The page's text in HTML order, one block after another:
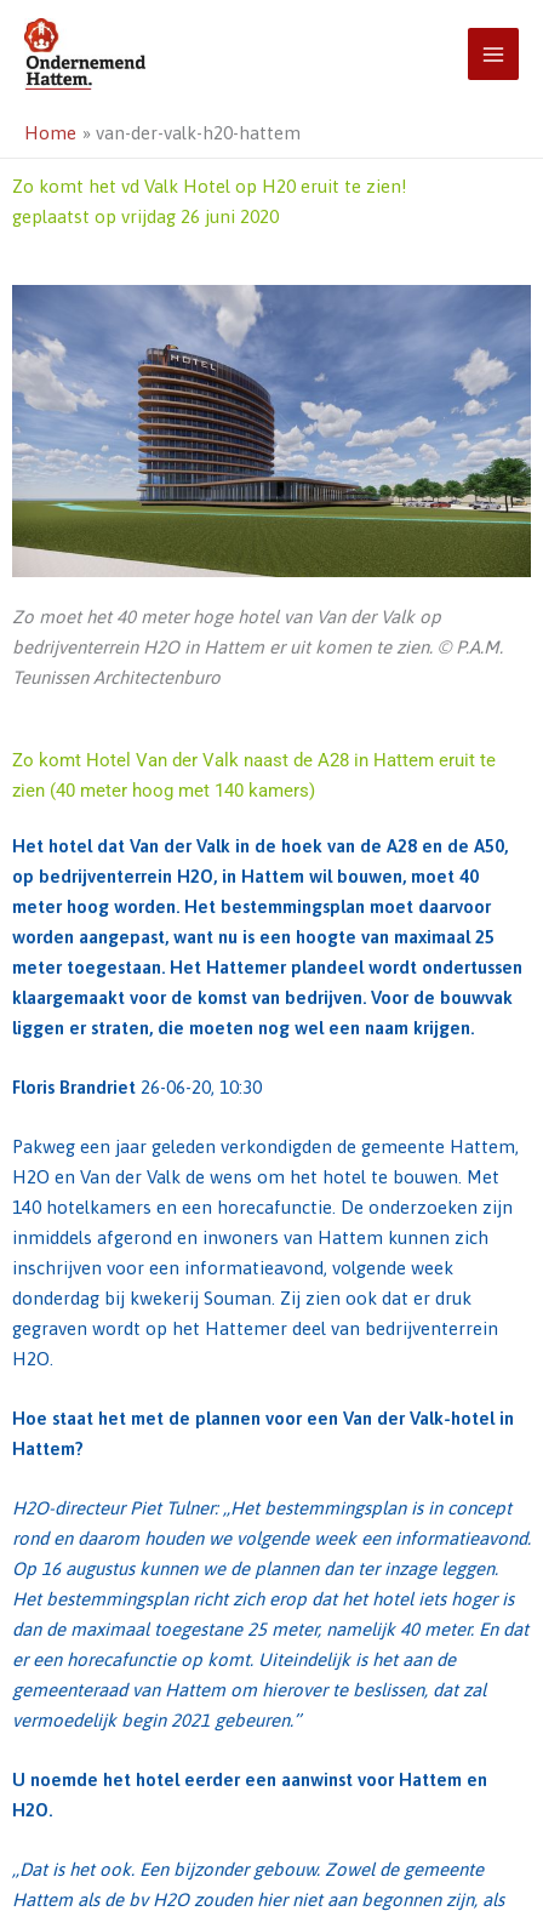
naar
Home
van-der-valk-h20-hattem
Zo komt het vd Valk Hotel op H20 eruit te zien!
geplaatst op vrijdag 26 juni 2020
Zo moet het 40 meter hoge hotel van Van der Valk op
bedrijventerrein H2O in Hattem er uit komen te zien. © P.A.M.
Teunissen Architectenburo
Zo komt Hotel Van der Valk naast de A28 in Hattem eruit te
zien (40 meter hoog met 140 kamers)
Het hotel dat Van der Valk in de hoek van de A28 en de A50,
op bedrijventerrein H2O, in Hattem wil bouwen, moet 40
meter hoog worden. Het bestemmingsplan moet daarvoor
worden aangepast, want nu is een hoogte van maximaal 25
meter toegestaan. Het Hattemer plandeel wordt ondertussen
klaargemaakt voor de komst van bedrijven. Voor de bouwvak
liggen er straten, die moeten nog wel een naam krijgen.
Floris Brandriet 26-06-20, 10:30
Pakweg een jaar geleden verkondigden de gemeente Hattem,
H2O en Van der Valk de wens om het hotel te bouwen. Met
140 hotelkamers en een horecafunctie. De onderzoeken zijn
inmiddels afgerond en inwoners van Hattem kunnen zich
inschrijven voor een informatieavond, volgende week
donderdag bij kwekerij Souman. Zij zien ook dat er druk
gegraven wordt op het Hattemer deel van bedrijventerrein
H2O.
Hoe staat het met de plannen voor een Van der Valk-hotel in
Hattem?
H2O-directeur Piet Tulner: ,,Het bestemmingsplan is in concept
rond en daarom houden we volgende week een informatieavond.
Op 16 augustus kunnen we de plannen dan ter inzage leggen.
Het bestemmingsplan richt zich erop dat het hotel iets hoger is
dan de maximaal toegestane 25 meter, namelijk 40 meter. En dat
er een horecafunctie op komt. Uiteindelijk is het aan de
gemeenteraad van Hattem om hierover te beslissen, dat zal
vermoedelijk begin 2021 gebeuren.’’
U noemde het hotel eerder een aanwinst voor Hattem en
H2O.
,,Dat is het ook. Een bijzonder gebouw. Zowel de gemeente
Hattem als de bv H2O zouden hier niet aan begonnen zijn, als